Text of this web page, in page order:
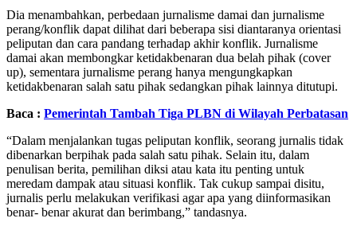
Dia menambahkan, perbedaan jurnalisme damai dan jurnalisme
perang/konflik dapat dilihat dari beberapa sisi diantaranya orientasi
peliputan dan cara pandang terhadap akhir konflik. Jurnalisme
damai akan membongkar ketidakbenaran dua belah pihak (cover
up), sementara jurnalisme perang hanya mengungkapkan
ketidakbenaran salah satu pihak sedangkan pihak lainnya ditutupi.
Baca : Pemerintah Tambah Tiga PLBN di Wilayah Perbatasan
“Dalam menjalankan tugas peliputan konflik, seorang jurnalis tidak
dibenarkan berpihak pada salah satu pihak. Selain itu, dalam
penulisan berita, pemilihan diksi atau kata itu penting untuk
meredam dampak atau situasi konflik. Tak cukup sampai disitu,
jurnalis perlu melakukan verifikasi agar apa yang diinformasikan
benar- benar akurat dan berimbang,” tandasnya.